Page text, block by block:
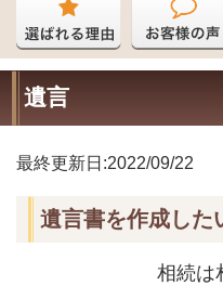
遺言
最終更新日:2022/09/22
遺言書を作成した
相続は